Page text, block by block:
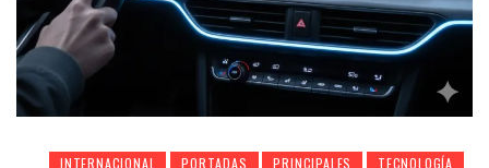
INTERNACIONAL PORTADAS PRINCIPALES
TECNOLOGÍA